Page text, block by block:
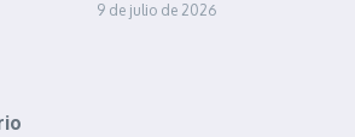
9 de julio de 2026